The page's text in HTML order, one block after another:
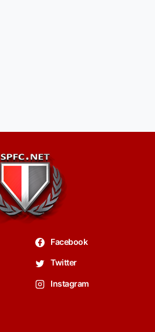
Facebook
Twitter
Instagram